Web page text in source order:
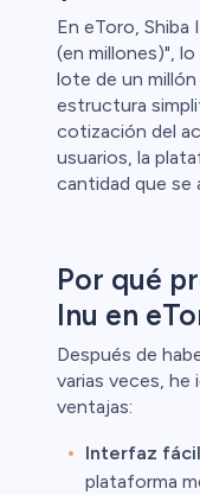
En eToro, Shiba
(en millones)",
lote de un millón
estructura
cotización del
usuarios, la
cantidad que se
Por qué
Inu en
Después de
varias veces,
ventajas:
Interfaz
plataforma